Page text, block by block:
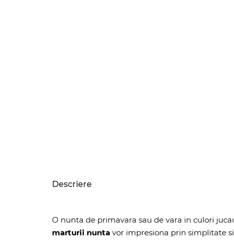
Descriere
O nunta de primavara sau de vara in culori
marturii nunta vor impresiona prin simplitate